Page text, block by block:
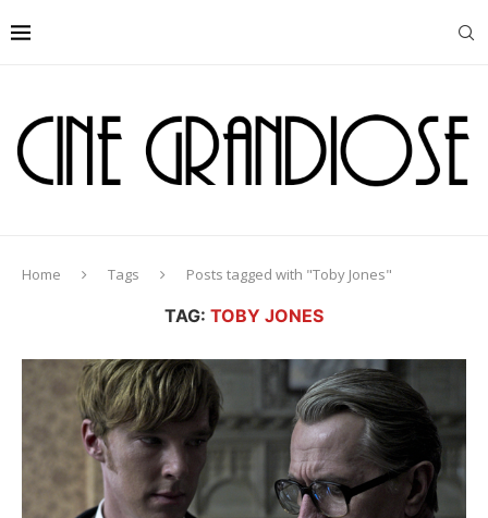
Home Tags Posts tagged with "Toby Jones"
TAG: TOBY JONES